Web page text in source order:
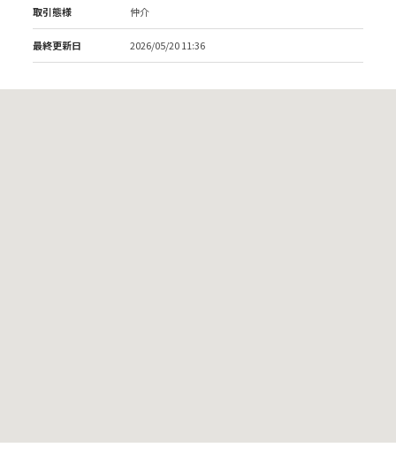
取引態様 仲介
最終更新日 2026/05/20 11:36